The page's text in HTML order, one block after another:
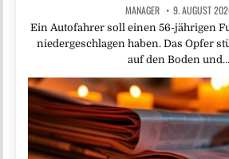
MANAGER 9. AUGUST
Ein Autofahrer soll einen 56-jährigen
niedergeschlagen haben. Das Opfer
auf den Boden und…